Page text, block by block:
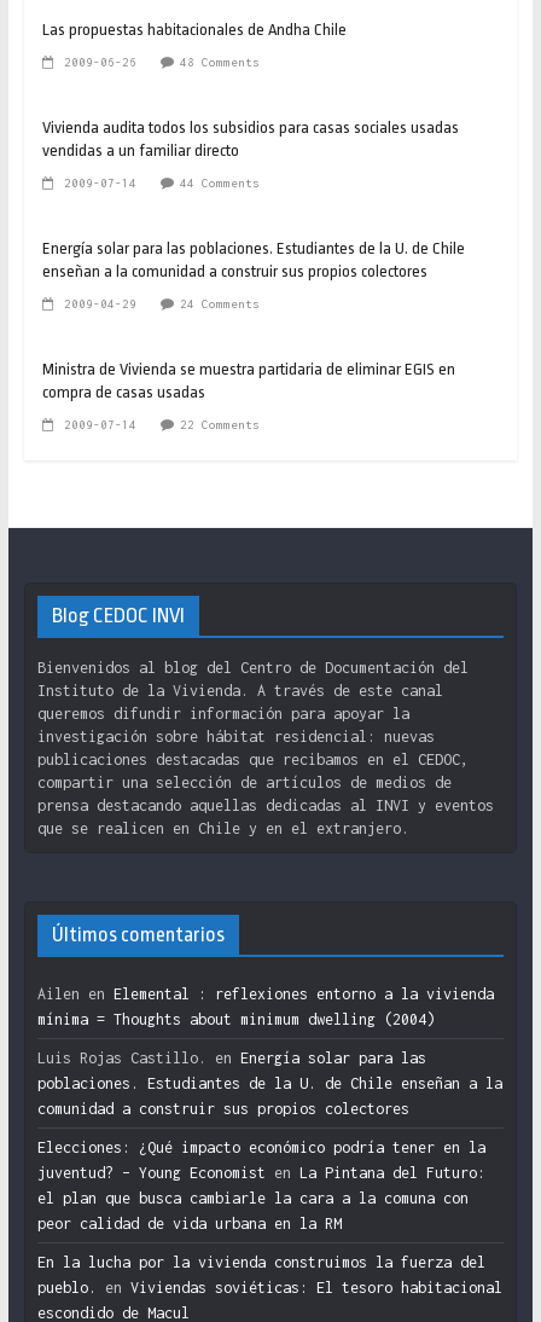
Las propuestas habitacionales de Andha Chile
2009-06-26 48 Comments
Vivienda audita todos los subsidios para casas sociales usadas
vendidas a un familiar directo
2009-07-14 44 Comments
Energía solar para las poblaciones. Estudiantes de la U. de Chile
enseñan a la comunidad a construir sus propios colectores
2009-04-29 24 Comments
Ministra de Vivienda se muestra partidaria de eliminar EGIS en
compra de casas usadas
2009-07-14 22 Comments
Blog CEDOC INVI
Bienvenidos al blog del Centro de Documentación del
Instituto de la Vivienda. A través de este canal
queremos difundir información para apoyar la
investigación sobre hábitat residencial: nuevas
publicaciones destacadas que recibamos en el CEDOC,
compartir una selección de artículos de medios de
prensa destacando aquellas dedicadas al INVI y eventos
que se realicen en Chile y en el extranjero.
Últimos comentarios
Ailen en Elemental : reflexiones entorno a la vivienda
mínima = Thoughts about minimum dwelling (2004)
Luis Rojas Castillo. en Energía solar para las
poblaciones. Estudiantes de la U. de Chile enseñan a la
comunidad a construir sus propios colectores
Elecciones: ¿Qué impacto económico podría tener en la
juventud? – Young Economist en La Pintana del Futuro:
el plan que busca cambiarle la cara a la comuna con
peor calidad de vida urbana en la RM
En la lucha por la vivienda construimos la fuerza del
pueblo.
en Viviendas soviéticas: El tesoro habitacional
escondido de Macul